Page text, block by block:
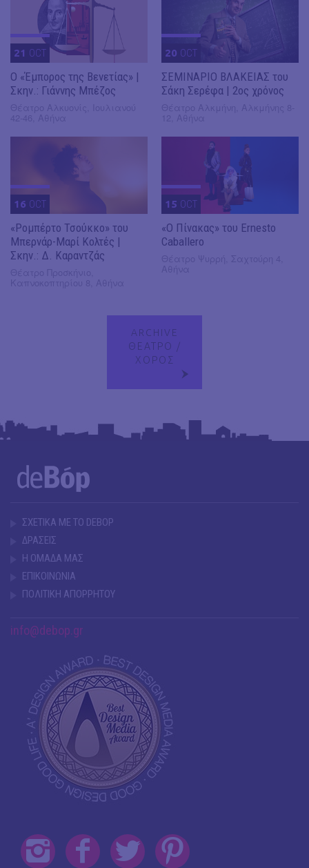
21 OCT
Ο «Έμπορος της Βενετίας» |
Σκην.: Γιάννης Μπέζος
20 OCT
ΣΕΜΙΝΑΡΙΟ ΒΛΑΚΕΙΑΣ του
Σάκη Σερέφα | 2ος χρόνος
16 OCT
«Ρομπέρτο Τσούκκο» του
Μπερνάρ-Μαρί Κολτές |
Σκην.: Δ. Καραντζάς
15 OCT
«Ο Πίνακας» του Ernesto
Caballero
ARCHIVE
ΘΕΑΤΡΟ /
ΧΟΡΟΣ
ΣΧΕΤΙΚΑ ΜΕ ΤΟ DEBOP
ΔΡΑΣΕΙΣ
Η ΟΜΑΔΑ ΜΑΣ
ΕΠΙΚΟΙΝΩΝΙΑ
ΠΟΛΙΤΙΚΗ ΑΠΟΡΡΗΤΟΥ
info@debop.gr